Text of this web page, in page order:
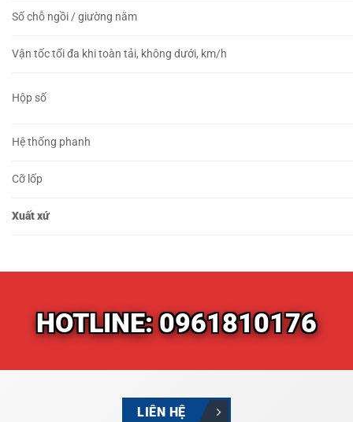
Số chỗ ngồi / giường nằm
Vận tốc tối đa khi toàn tải, không dưới, km/h
Hộp số
Hệ thống phanh
Cỡ lốp
Xuất xứ
HOTLINE: 0961810176
LIÊN HỆ